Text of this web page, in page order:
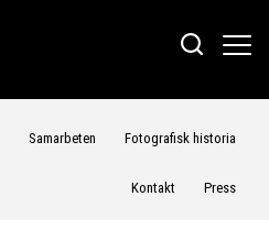
Samarbeten Fotografisk historia
Kontakt Press